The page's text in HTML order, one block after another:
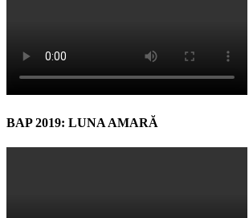
BAP 2019: LUNA AMARĂ